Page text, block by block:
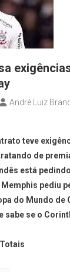
André Luiz
teve
de
está
pediu
do Mundo de
sabe se o